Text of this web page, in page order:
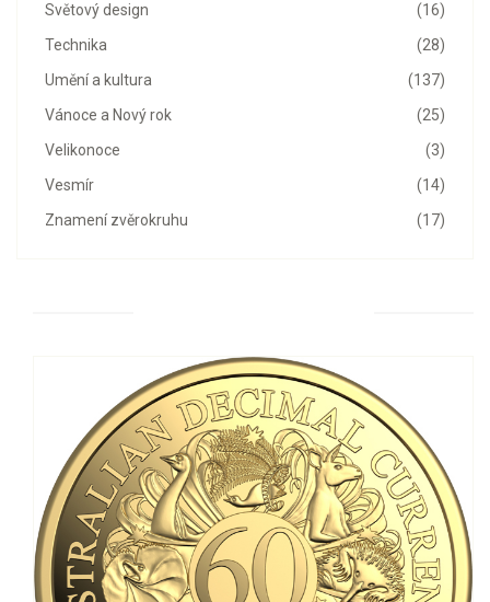
(16)
Světový design
(28)
Technika
(137)
Umění a kultura
(25)
Vánoce a Nový rok
(3)
Velikonoce
(14)
Vesmír
(17)
Znamení zvěrokruhu